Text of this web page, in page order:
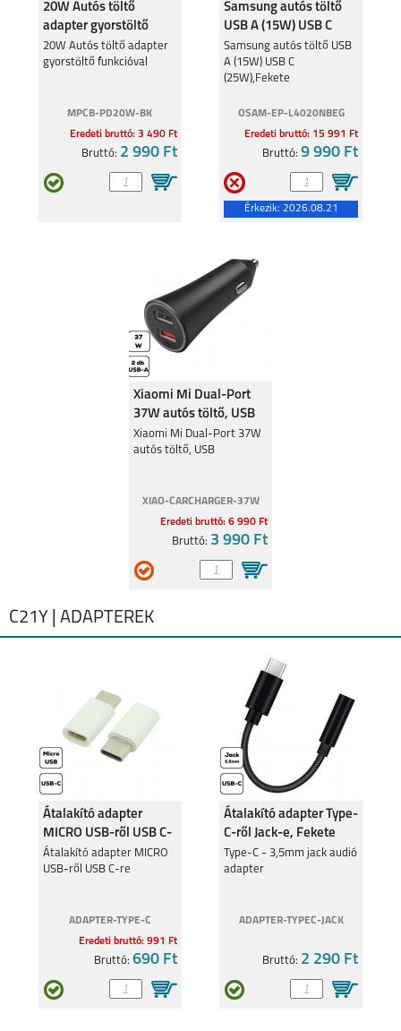
20W Autós töltő
adapter gyorstöltő
funkcióval
20W Autós töltő adapter
gyorstöltő funkcióval
MPCB-PD20W-BK
Eredeti bruttó: 3 490 Ft
Bruttó: 2 990 Ft
Samsung autós töltő
USB A (15W) USB C
(25W),Fekete
Samsung autós töltő USB
A (15W) USB C
(25W),Fekete
OSAM-EP-L4020NBEG
Eredeti bruttó: 15 991 Ft
Bruttó:9 990 Ft
Érkezik: 2026.08.21
Xiaomi Mi Dual-Port
37W autós töltő, USB
Xiaomi Mi Dual-Port 37W
autós töltő, USB
XIAO-CARCHARGER-37W
Eredeti bruttó: 6 990 Ft
Bruttó: 3 990 Ft
C21Y | ADAPTEREK
Átalakító adapter
MICRO USB-ről USB C-
re
Átalakító adapter MICRO
USB-ről USB C-re
ADAPTER-TYPE-C
Eredeti bruttó: 991 Ft
Bruttó: 690 Ft
Átalakító adapter Type-
C-ről Jack-e, Fekete
Type-C - 3,5mm jack audió
adapter
ADAPTER-TYPEC-JACK
Bruttó: 2 290 Ft